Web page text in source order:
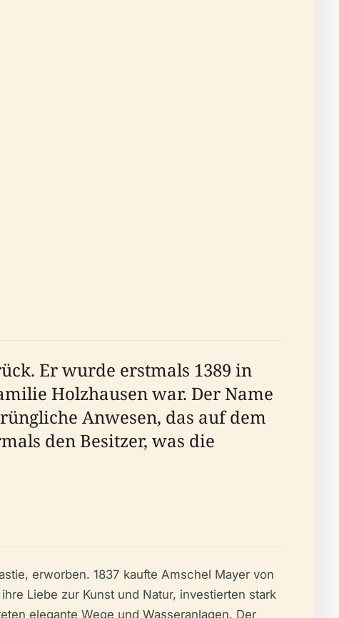
Er wurde erstmals 1389 in
Holzhausen war. Der Name
Anwesen, das auf dem
den Besitzer, was die
erworben. 1837 kaufte Amschel Mayer von
Liebe zur Kunst und Natur, investierten stark
elegante Wege und Wasseranlagen. Der